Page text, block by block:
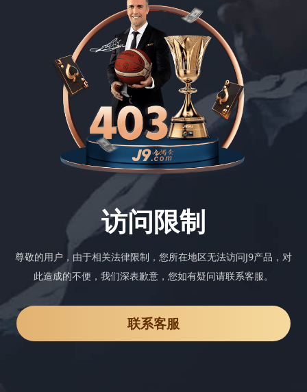
访问限制
尊敬的用户，由于相关法律限制，您所在地区无法访问J9产品，对
此造成的不便，我们深表歉意，您如有疑问请联系客服。
联系客服